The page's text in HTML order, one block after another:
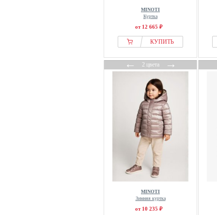
MINOTI
Куртка
от 12 665 ₽
КУПИТЬ
←2 цвета→
MINOTI
Зимняя куртка
от 10 235 ₽